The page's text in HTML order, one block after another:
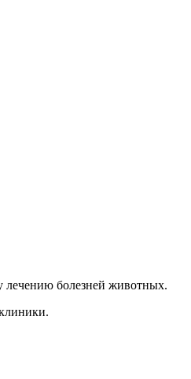
лечению болезней животных.